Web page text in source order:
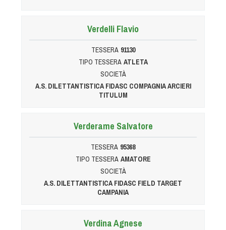
Verdelli Flavio
TESSERA 91130
TIPO TESSERA ATLETA
SOCIETÀ
A.S. DILETTANTISTICA FIDASC COMPAGNIA ARCIERI
TITULUM
Verderame Salvatore
TESSERA 95368
TIPO TESSERA AMATORE
SOCIETÀ
A.S. DILETTANTISTICA FIDASC FIELD TARGET
CAMPANIA
Verdina Agnese